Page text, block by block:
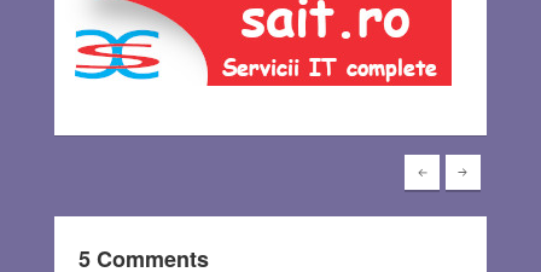
5 Comments